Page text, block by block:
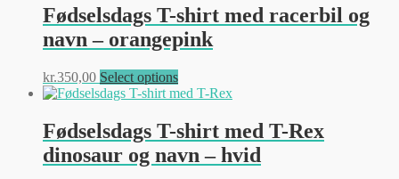
flere
varianter.
Mulighederne
vælges
på
varesiden
Fødselsdags T-shirt med racerbil og
navn – orangepink
kr.350,00 Select optionsDette
vare
flere
varianter.
Mulighederne
Fødselsdags T-shirt med T-Rex
dinosaur og navn – hvid